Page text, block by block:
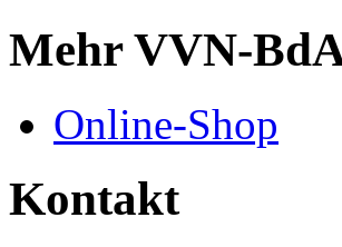
Mehr VVN-
Online-Shop
Kontakt